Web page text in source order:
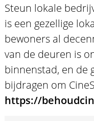
Steun lokale
is een gezellige
bewoners al
van de deuren is
binnenstad, en de
bijdragen om
https://